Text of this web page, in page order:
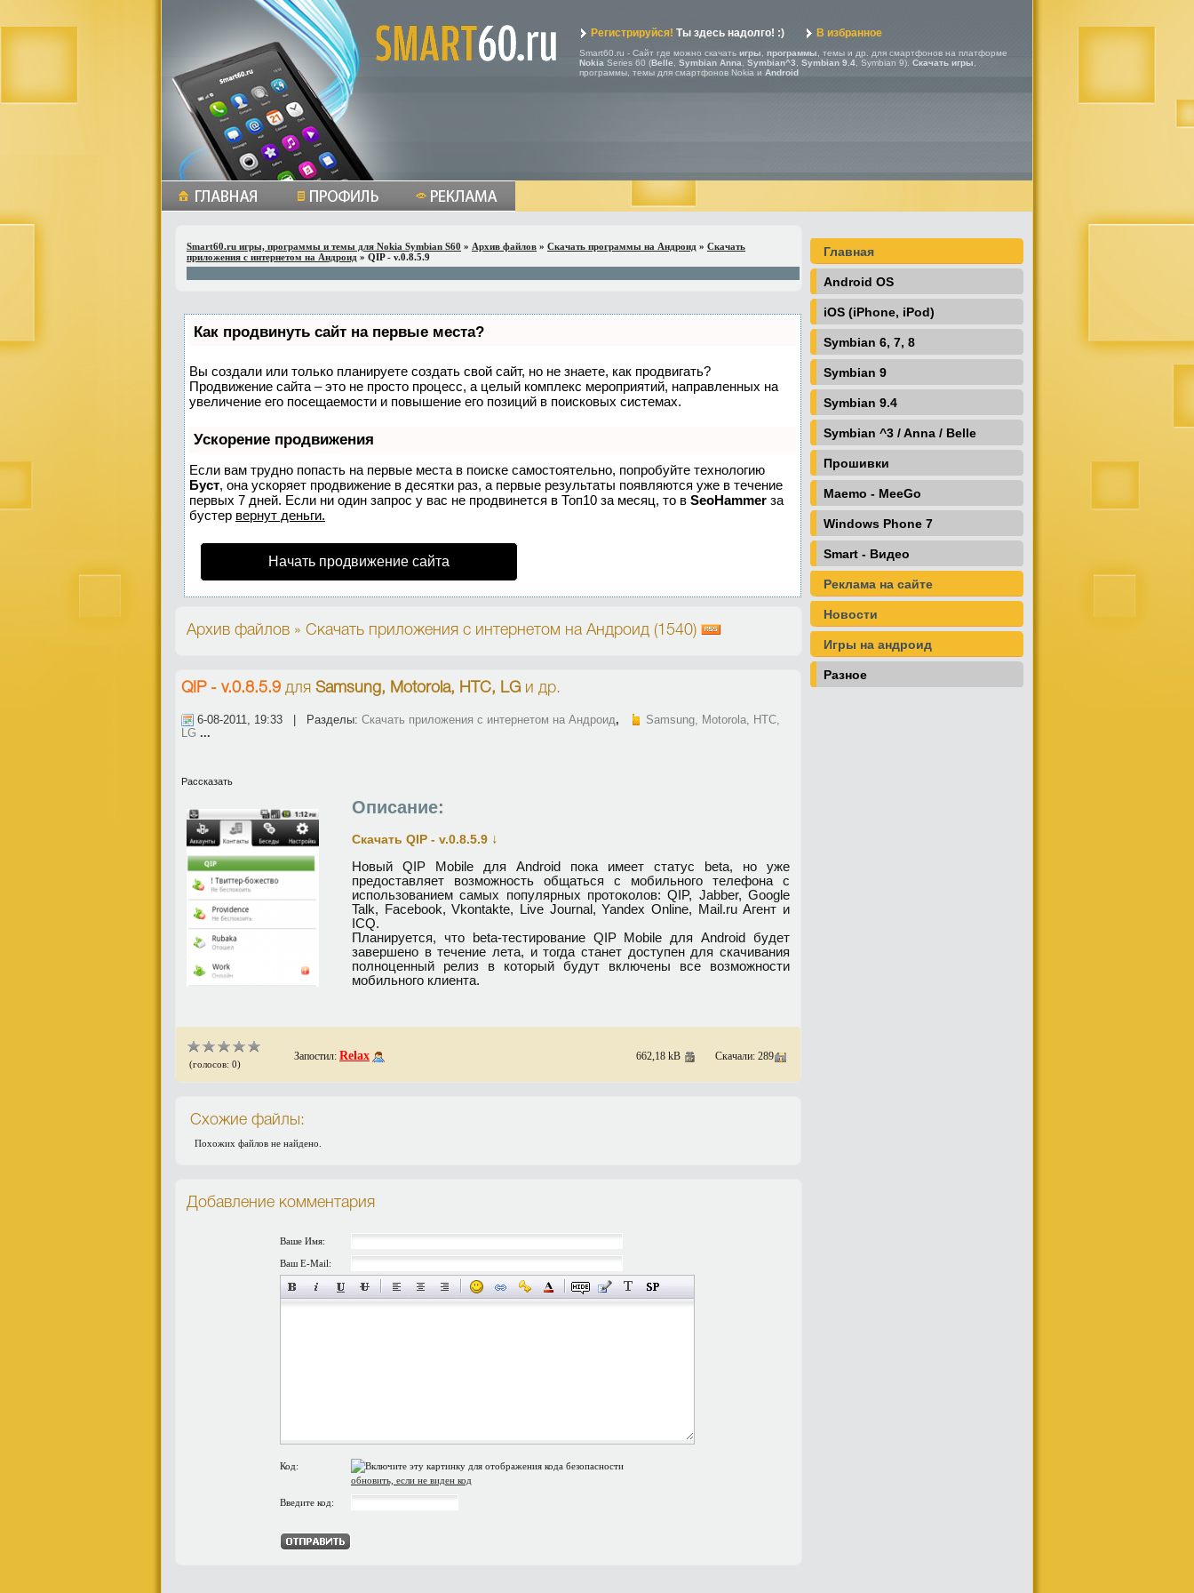
Регистрируйся! Ты здесь надолго! :) В избранное
Smart60.ru - Сайт где можно скачать игры программы , темы и др. для смартфонов на платформе
Nokia Series 60 (Belle Symbian Anna Symbian^3 Symbian 9.4 , Symbian 9). Скачать игры
программы, темы для смартфонов Nokia и Android
Smart60.ru игры, программы и темы для Nokia Symbian S60 » Архив файлов » Скачать программы на Андроид » Скачать
приложения с интернетом на Андроид » QIP - v.0.8.5.9
Как продвинуть сайт на первые места?
Вы создали или только планируете создать свой сайт, но не знаете, как продвигать?
Продвижение сайта – это не просто процесс, а целый комплекс мероприятий, направленных на
увеличение его посещаемости и повышение его позиций в поисковых системах.
Ускорение продвижения
Если вам трудно попасть на первые места в поиске самостоятельно, попробуйте технологию
Буст, она ускоряет продвижение в десятки раз, а первые результаты появляются уже в течение
первых 7 дней. Если ни один запрос у вас не продвинется в Топ10 за месяц, то в SeoHammer за
бустер вернут деньги.
Начать продвижение сайта
Архив файлов » Скачать приложения с интернетом на Андроид (1540)
QIP - v.0.8.5.9 для Samsung, Motorola, HTC, LG и др.
6-08-2011, 19:33 | Разделы: Скачать приложения с интернетом на Андроид,
Samsung, Motorola, HTC,
LG ...
Рассказать
Описание:
Скачать QIP - v.0.8.5.9 ↓
Новый QIP Mobile для Android пока имеет статус beta, но уже
предоставляет возможность общаться с мобильного телефона с
использованием самых популярных протоколов: QIP, Jabber, Google
Talk, Facebook, Vkontakte, Live Journal, Yandex Online, Mail.ru Агент и
ICQ.
Планируется, что beta-тестирование QIP Mobile для Android будет
завершено в течение лета, и тогда станет доступен для скачивания
полноценный релиз в который будут включены все возможности
мобильного клиента.
(голосов: 0)
Запостил: Relax 662,18 kB Скачали: 289
Схожие файлы:
Похожих файлов не найдено.
Добавление комментария
Ваше Имя:
Ваш E-Mail:
Код:
обновить, если не виден код
Введите код:
Главная
Android OS
iOS (iPhone, iPod)
Symbian 6, 7, 8
Symbian 9
Symbian 9.4
Symbian ^3 / Anna / Belle
Прошивки
Maemo - MeeGo
Windows Phone 7
Smart - Видео
Реклама на сайте
Новости
Игры на андроид
Разное